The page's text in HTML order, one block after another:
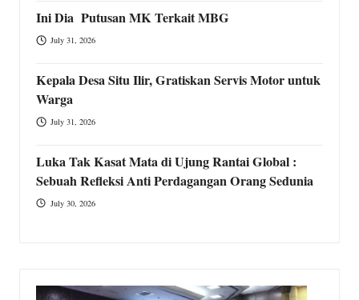
Ini Dia Putusan MK Terkait MBG
July 31, 2026
Kepala Desa Situ Ilir, Gratiskan Servis Motor untuk
Warga
July 31, 2026
Luka Tak Kasat Mata di Ujung Rantai Global :
Sebuah Refleksi Anti Perdagangan Orang Sedunia
July 30, 2026